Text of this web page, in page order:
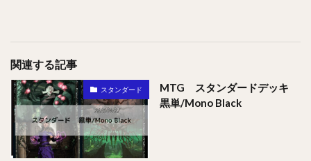
関連する記事
スタンダード
MTG スタンダードデッキ
黒単/Mono Black